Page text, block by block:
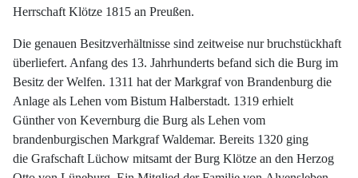
Herrschaft Klötze 1815 an Preußen.
Die genauen Besitzverhältnisse sind zeitweise nur bruchstückhaft
überliefert. Anfang des 13. Jahrhunderts befand sich die Burg im
Besitz der Welfen. 1311 hat der Markgraf von Brandenburg die
Anlage als Lehen vom Bistum Halberstadt. 1319 erhielt
Günther von Kevernburg die Burg als Lehen vom
brandenburgischen Markgraf Waldemar. Bereits 1320 ging
die Grafschaft Lüchow mitsamt der Burg Klötze an den Herzog